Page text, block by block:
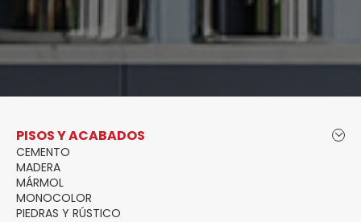
PISOS Y ACABADOS
CEMENTO
MADERA
MÁRMOL
MONOCOLOR
PIEDRAS Y RÚSTICO